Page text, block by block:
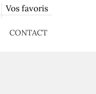
Vos favoris
CONTACT